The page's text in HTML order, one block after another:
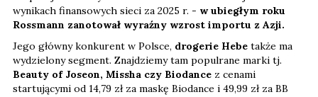
wynikach finansowych sieci za 2025 r. - w ubiegłym roku
Rossmann zanotował wyraźny wzrost importu z Azji.
Jego główny konkurent w Polsce, drogerie Hebe także ma
wydzielony segment. Znajdziemy tam populrane marki tj.
Beauty of Joseon, Missha czy Biodance z cenami
startującymi od 14,79 zł za maskę Biodance i 49,99 zł za BB